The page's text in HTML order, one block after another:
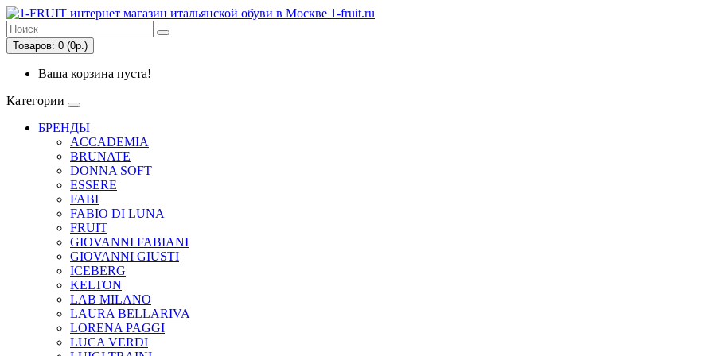
Товаров: 0 (0р.)
Ваша корзина пуста!
Категории
БРЕНДЫ
ACCADEMIA
BRUNATE
DONNA SOFT
ESSERE
FABI
FABIO DI LUNA
FRUIT
GIOVANNI FABIANI
GIOVANNI GIUSTI
ICEBERG
KELTON
LAB MILANO
LAURA BELLARIVA
LORENA PAGGI
LUCA VERDI